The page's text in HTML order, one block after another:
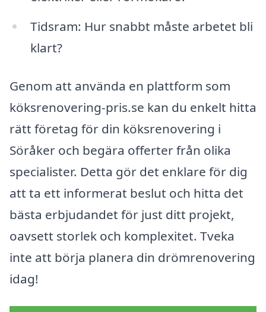
Tidsram: Hur snabbt måste arbetet bli
klart?
Genom att använda en plattform som
köksrenovering-pris.se kan du enkelt hitta
rätt företag för din köksrenovering i
Söråker och begära offerter från olika
specialister. Detta gör det enklare för dig
att ta ett informerat beslut och hitta det
bästa erbjudandet för just ditt projekt,
oavsett storlek och komplexitet. Tveka
inte att börja planera din drömrenovering
idag!